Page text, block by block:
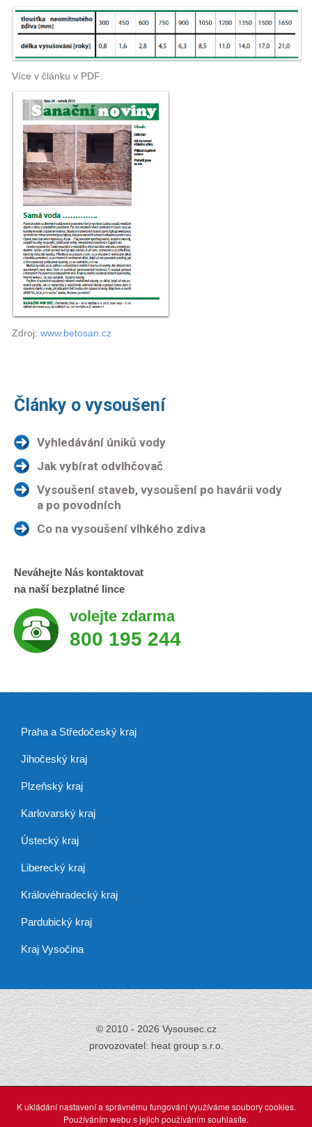
Více v článku v PDF:
Zdroj: www.betosan.cz
Články o vysoušení
Vyhledávání úniků vody
Jak vybírat odvlhčovač
Vysoušení staveb, vysoušení po havárii vody
a po povodních
Co na vysoušení vlhkého zdiva
Neváhejte Nás kontaktovat
na naší bezplatné lince
volejte zdarma
800 195 244
Praha a Středočeský kraj
Jihočeský kraj
Plzeňský kraj
Karlovarský kraj
Ústecký kraj
Liberecký kraj
Královéhradecký kraj
Pardubický kraj
Kraj Vysočina
© 2010 - 2026 Vysousec.cz
provozovatel: heat group s.r.o.
Již přes 30 letzajišťujeme odstraňování
vlhkosti,
K ukládání nastavení a správnému fungování využíváme soubory cookies.
Používáním webu s jejich používáním souhlasíte.